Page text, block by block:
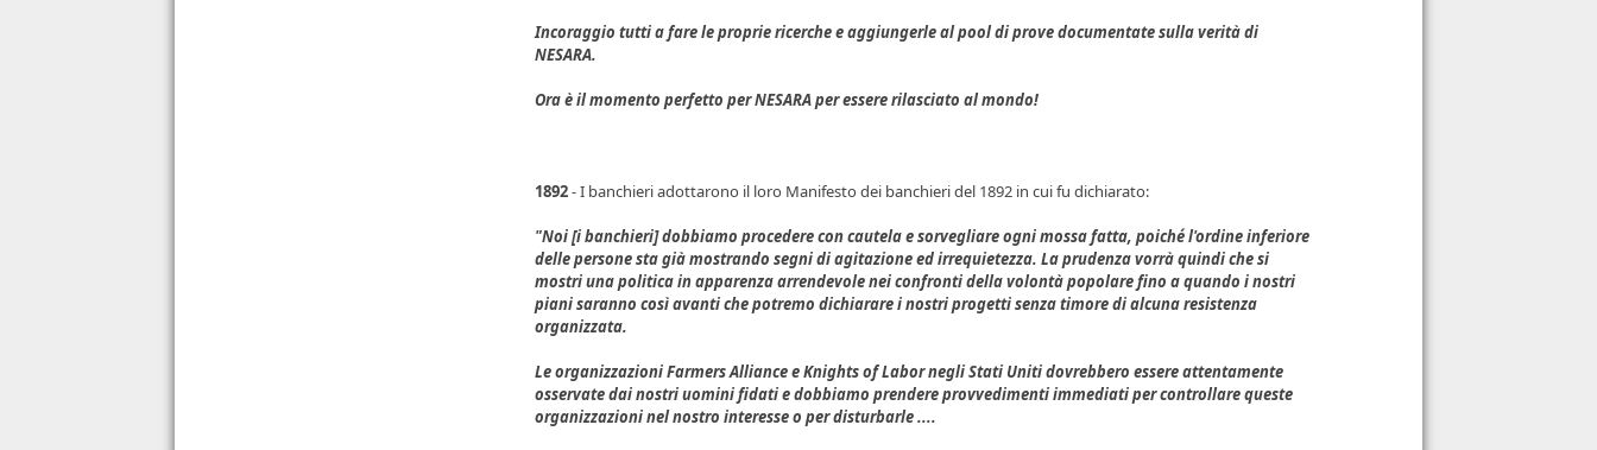
Incoraggio tutti a fare le proprie ricerche e aggiungerle al pool di prove documentate sulla verità di
NESARA.
Ora è il momento perfetto per NESARA per essere rilasciato al mondo!
1892- I banchieri adottarono il loro Manifesto dei banchieri del 1892 in cui fu dichiarato:
"Noi [i banchieri] dobbiamo procedere con cautela e sorvegliare ogni mossa fatta, poiché l'ordine inferiore
delle persone sta già mostrando segni di agitazione ed irrequietezza. La prudenza vorrà quindi che si
mostri una politica in apparenza arrendevole nei confronti della volontà popolare fino a quando i nostri
piani saranno così avanti che potremo dichiarare i nostri progetti senza timore di alcuna resistenza
organizzata.
Le organizzazioni Farmers Alliance e Knights of Labor negli Stati Uniti dovrebbero essere attentamente
osservate dai nostri uomini fidati e dobbiamo prendere provvedimenti immediati per controllare queste
organizzazioni nel nostro interesse o per disturbarle ....